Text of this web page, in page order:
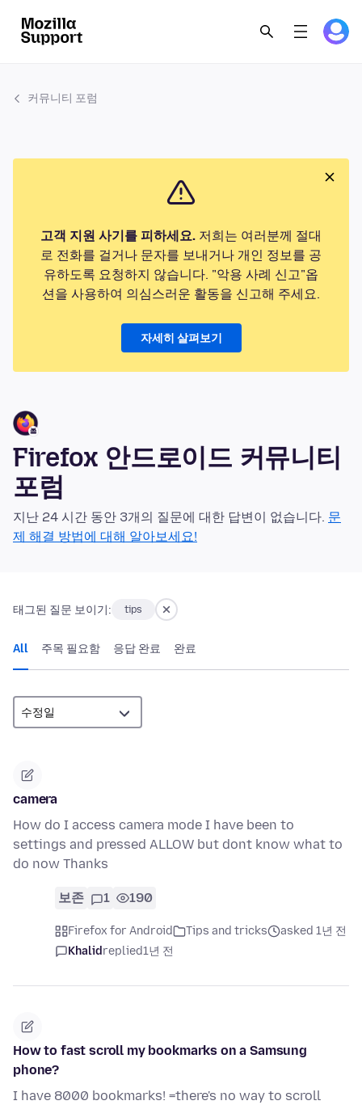
커뮤니티 포럼
고객 지원 사기를 피하세요. 저희는 여러분께 절대
로 전화를 걸거나 문자를 보내거나 개인 정보를 공
유하도록 요청하지 않습니다. "악용 사례 신고"옵
션을 사용하여 의심스러운 활동을 신고해 주세요.
자세히 살펴보기
Firefox 안드로이드 커뮤니티
포럼
지난 24 시간 동안 3개의 질문에 대한 답변이 없습니다. 문
제 해결 방법에 대해 알아보세요!
태그된 질문 보이기: tips
All 주목 필요함 응답 완료 완료
camera
How do I access camera mode I have been to
settings and pressed ALLOW but dont know what to
do now Thanks
보존 1 190
Firefox for Android Tips and tricks
asked 1년 전
Khalidreplied1년 전
How to fast scroll my bookmarks on a Samsung
phone?
I have 8000 bookmarks! =there's no way to scroll